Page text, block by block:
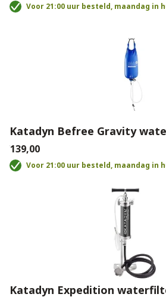
Voor 21:00 uur besteld, maandag in
Katadyn Befree Gravity
€139,00
Voor 21:00 uur besteld, maandag in
Katadyn Expedition